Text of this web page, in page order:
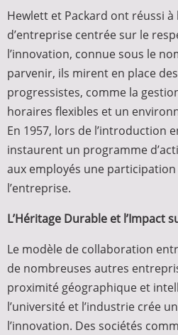
Hewlett et Packard ont réussi
d’entreprise centrée sur le
l’innovation, connue sous le
parvenir, ils mirent en place
progressistes, comme la
horaires flexibles et un
En 1957, lors de l’introduction
instaurent un programme
aux employés une
l’entreprise.
L’Héritage Durable et l’Impact
Le modèle de collaboration
de nombreuses autres
proximité géographique et
l’université et l’industrie crée
l’innovation. Des sociétés